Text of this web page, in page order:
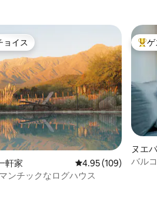
トチョイスです。
ョイス
軒家 レビュー109件、5
4.95 (109)
ンチックなログハウス
大好
ゲ
ヌエ
ン・
バル